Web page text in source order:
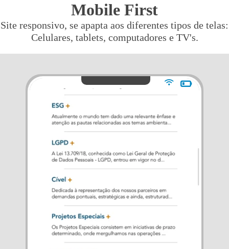
Mobile First
Site responsivo, se apapta aos diferentes tipos de telas:
Celulares, tablets, computadores e TV's.